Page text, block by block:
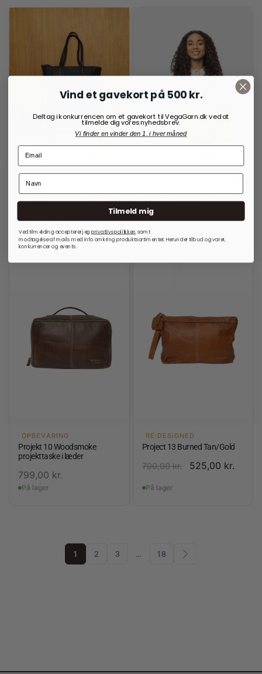
RE:DESIGNED
Project 37 Black Projekttaske
1.199,00kr.
På lager
Project 21 Walnut/Canvas
699,00
På lager
OPBEVARING
Projekt 10 Woodsmoke
projekttaske i læder
799,00 kr.
På lager
RE:DESIGNED
Project 13 Burned Tan/Gold
700,00kr. 525,00 kr.
På lager
1 2 3 … 18
Vind et gavekort på 500 kr.
Deltag i konkurrencen om et gavekort til VegaGarn.dk ved at
tilmelde dig vores nyhedsbrev.
Vi finder en vinder den 1. i hver måned
Tilmeld mig
Ved tilmelding accepterer jegprivatlivspolitkken samt
modtagelse af mails med info omkring produktsortimentet. Herunder tilbud og varer,
konkurrencer og events.